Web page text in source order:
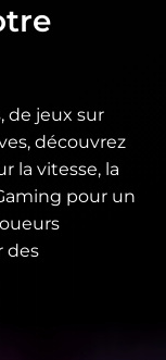
de jeux sur
découvrez
la vitesse, la
pour un
des